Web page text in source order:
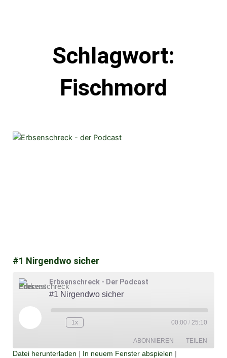
Schlagwort:
Fischmord
#1 Nirgendwo sicher
Erbsenschreck - Der Podcast
#1 Nirgendwo sicher
1x 00:00 / 25:10
ABONNIEREN TEILEN
Datei herunterladen | In neuem Fenster abspielen |